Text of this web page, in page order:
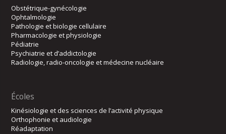
Obstétrique-gynécologie
Ophtalmologie
Pathologie et biologie cellulaire
Pharmacologie et physiologie
Pédiatrie
Psychiatrie et d’addictologie
Radiologie, radio-oncologie et médecine nucléaire
Écoles
Kinésiologie et des sciences de l’activité physique
Orthophonie et audiologie
Réadaptation